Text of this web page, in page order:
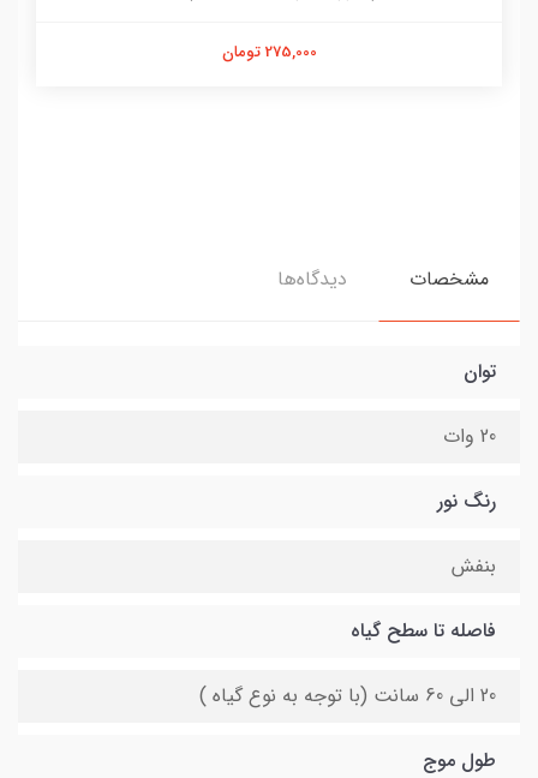
275,000 تومان
مشخصات دیدگاه‌ها
توان
20 وات
رنگ نور
بنفش
فاصله تا سطح گیاه
20 الی 60 سانت (با توجه به نوع گیاه )
طول موج